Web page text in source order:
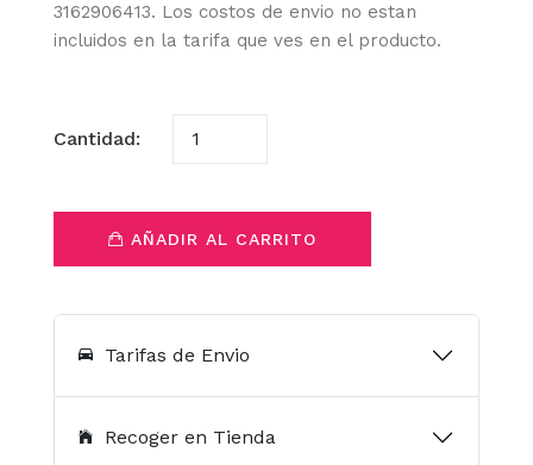
3162906413. Los costos de envio no estan
incluidos en la tarifa que ves en el producto.
Cantidad:
AÑADIR AL CARRITO
Tarifas de Envio
Recoger en Tienda